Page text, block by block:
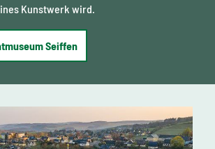
Kunstwerk wird.
Seiffen